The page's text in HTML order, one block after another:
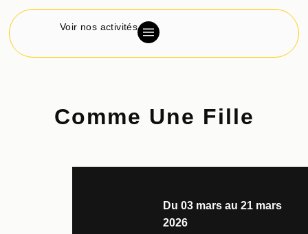
Voir nos activités
Comme Une Fille
Du 03 mars au 21 mars
2026